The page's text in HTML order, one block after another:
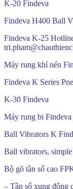
K-20 Findeva
Findeva H400 Ball
Findeva K-25
Máy rung khí nén
Findeva K Series
K-30 Findeva
Máy rung bi
Ball Vibrators K
Ball vibrators,
Bộ gõ tần số cao
– Tần số xung động